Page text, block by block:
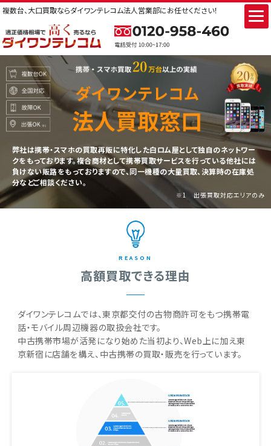
複数台、大口買取ならダイワンテレコム法人営業部にお任せください！
弊社は携帯・スマホの買取再販に特化した白ロム屋として独自のネットワー
クをもっております。複合商材として携帯買取サービスを行っている他社には
負けない販路をもっておりますので、同一機種の大量買取、決算時の在庫処
分などご相談ください。
※1 出張買取対応エリアのみ
REASON
高額買取できる理由
ダイワンテレコムでは、東京都交付の古物商許可をもつ携帯電
話・モバイル周辺機器の取扱会社です。
中古携帯市場が活発になり始めた当初より、Web上に加え東
京新宿に店舗を構え、中古携帯の買取・販売を行っています。